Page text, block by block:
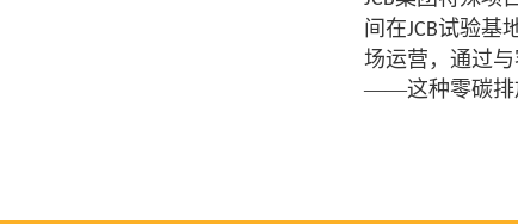
间在JCB试验基
场运营，通过
——这种零碳排